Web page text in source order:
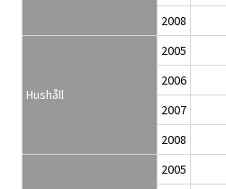
2008
Hushåll
2005
2006
2007
2008
2005